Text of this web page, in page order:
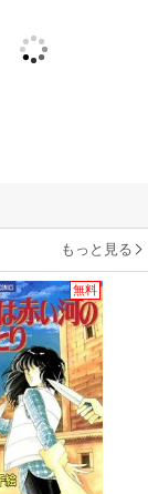
もっと見る
無料